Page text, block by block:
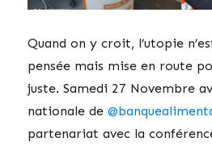
Quand on y croit, l’utopie
pensée mais mise en route
juste. Samedi 27 Novembre
nationale de
partenariat avec la